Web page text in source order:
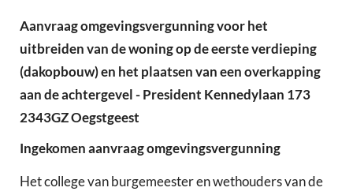
Aanvraag omgevingsvergunning voor het
uitbreiden van de woning op de eerste verdieping
(dakopbouw) en het plaatsen van een overkapping
aan de achtergevel - President Kennedylaan 173
2343GZ Oegstgeest
Ingekomen aanvraag omgevingsvergunning
Het college van burgemeester en wethouders van de